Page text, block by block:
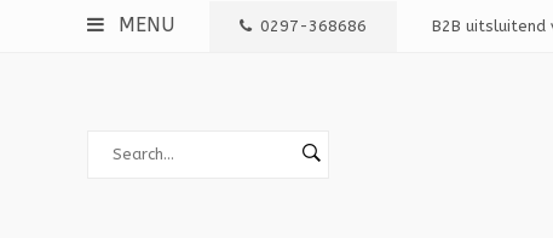
MENU 0297-368686 B2B uitsluitend